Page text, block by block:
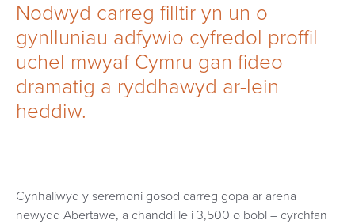
Nodwyd carreg filltir yn un o
gynlluniau adfywio cyfredol proffil
uchel mwyaf Cymru gan fideo
dramatig a ryddhawyd ar-lein
heddiw.​
Cynhaliwyd y seremoni gosod carreg gopa ar arena
newydd Abertawe, a chanddi le i 3,500 o bobl – cyrchfan